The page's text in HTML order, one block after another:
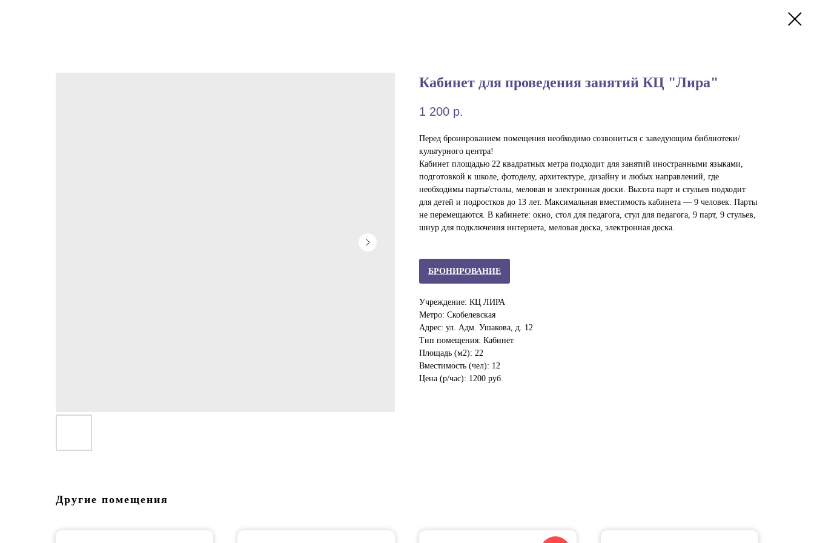
Кабинет для проведения занятий КЦ "Лира"
1 200 р.
Перед бронированием помещения необходимо созвониться с заведующим библиотеки/
культурного центра!
Кабинет площадью 22 квадратных метра подходит для занятий иностранными языками,
подготовкой к школе, фотоделу, архитектуре, дизайну и любых направлений, где
необходимы парты/столы, меловая и электронная доски. Высота парт и стульев подходит
для детей и подростков до 13 лет. Максимальная вместимость кабинета — 9 человек. Парты
не перемещаются. В кабинете: окно, стол для педагога, стул для педагога, 9 парт, 9 стульев,
шнур для подключения интернета, меловая доска, электронная доска.
БРОНИРОВАНИЕ
Учреждение: КЦ ЛИРА
Метро: Скобелевская
Адрес: ул. Адм. Ушакова, д. 12
Тип помещения: Кабинет
Площадь (м2): 22
Вместимость (чел): 12
Цена (р/час): 1200 руб.
Другие помещения